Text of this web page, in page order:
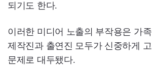
되기도 한다.
이러한 미디어 노출의 부작용은 가
제작진과 출연진 모두가 신중하게
문제로 대두됐다.